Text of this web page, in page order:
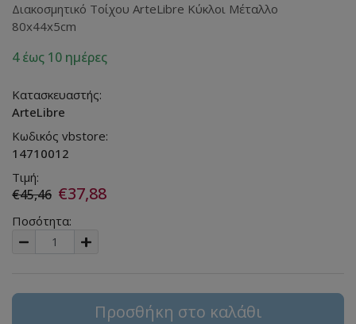
Διακοσμητικό Τοίχου ArteLibre Κύκλοι Μέταλλο
80x44x5cm
4 έως 10 ημέρες
Κατασκευαστής:
ArteLibre
Κωδικός vbstore:
14710012
Τιμή:
€45,46 €37,88
Ποσότητα:
Προσθήκη στο καλάθι